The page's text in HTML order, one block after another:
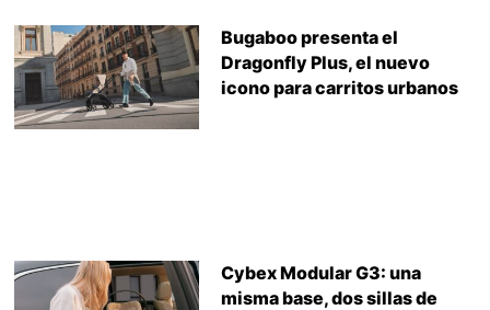
Bugaboo presenta el
Dragonfly Plus, el nuevo
icono para carritos urbanos
Cybex Modular G3: una
misma base, dos sillas de